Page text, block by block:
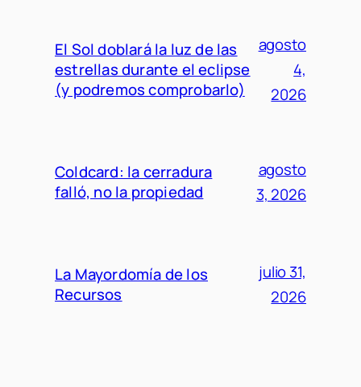
El Sol doblará la luz de las
estrellas durante el eclipse
(y podremos comprobarlo)
agosto
4,
2026
Coldcard: la cerradura
falló, no la propiedad
agosto
3, 2026
La Mayordomía de los
Recursos
julio 31,
2026